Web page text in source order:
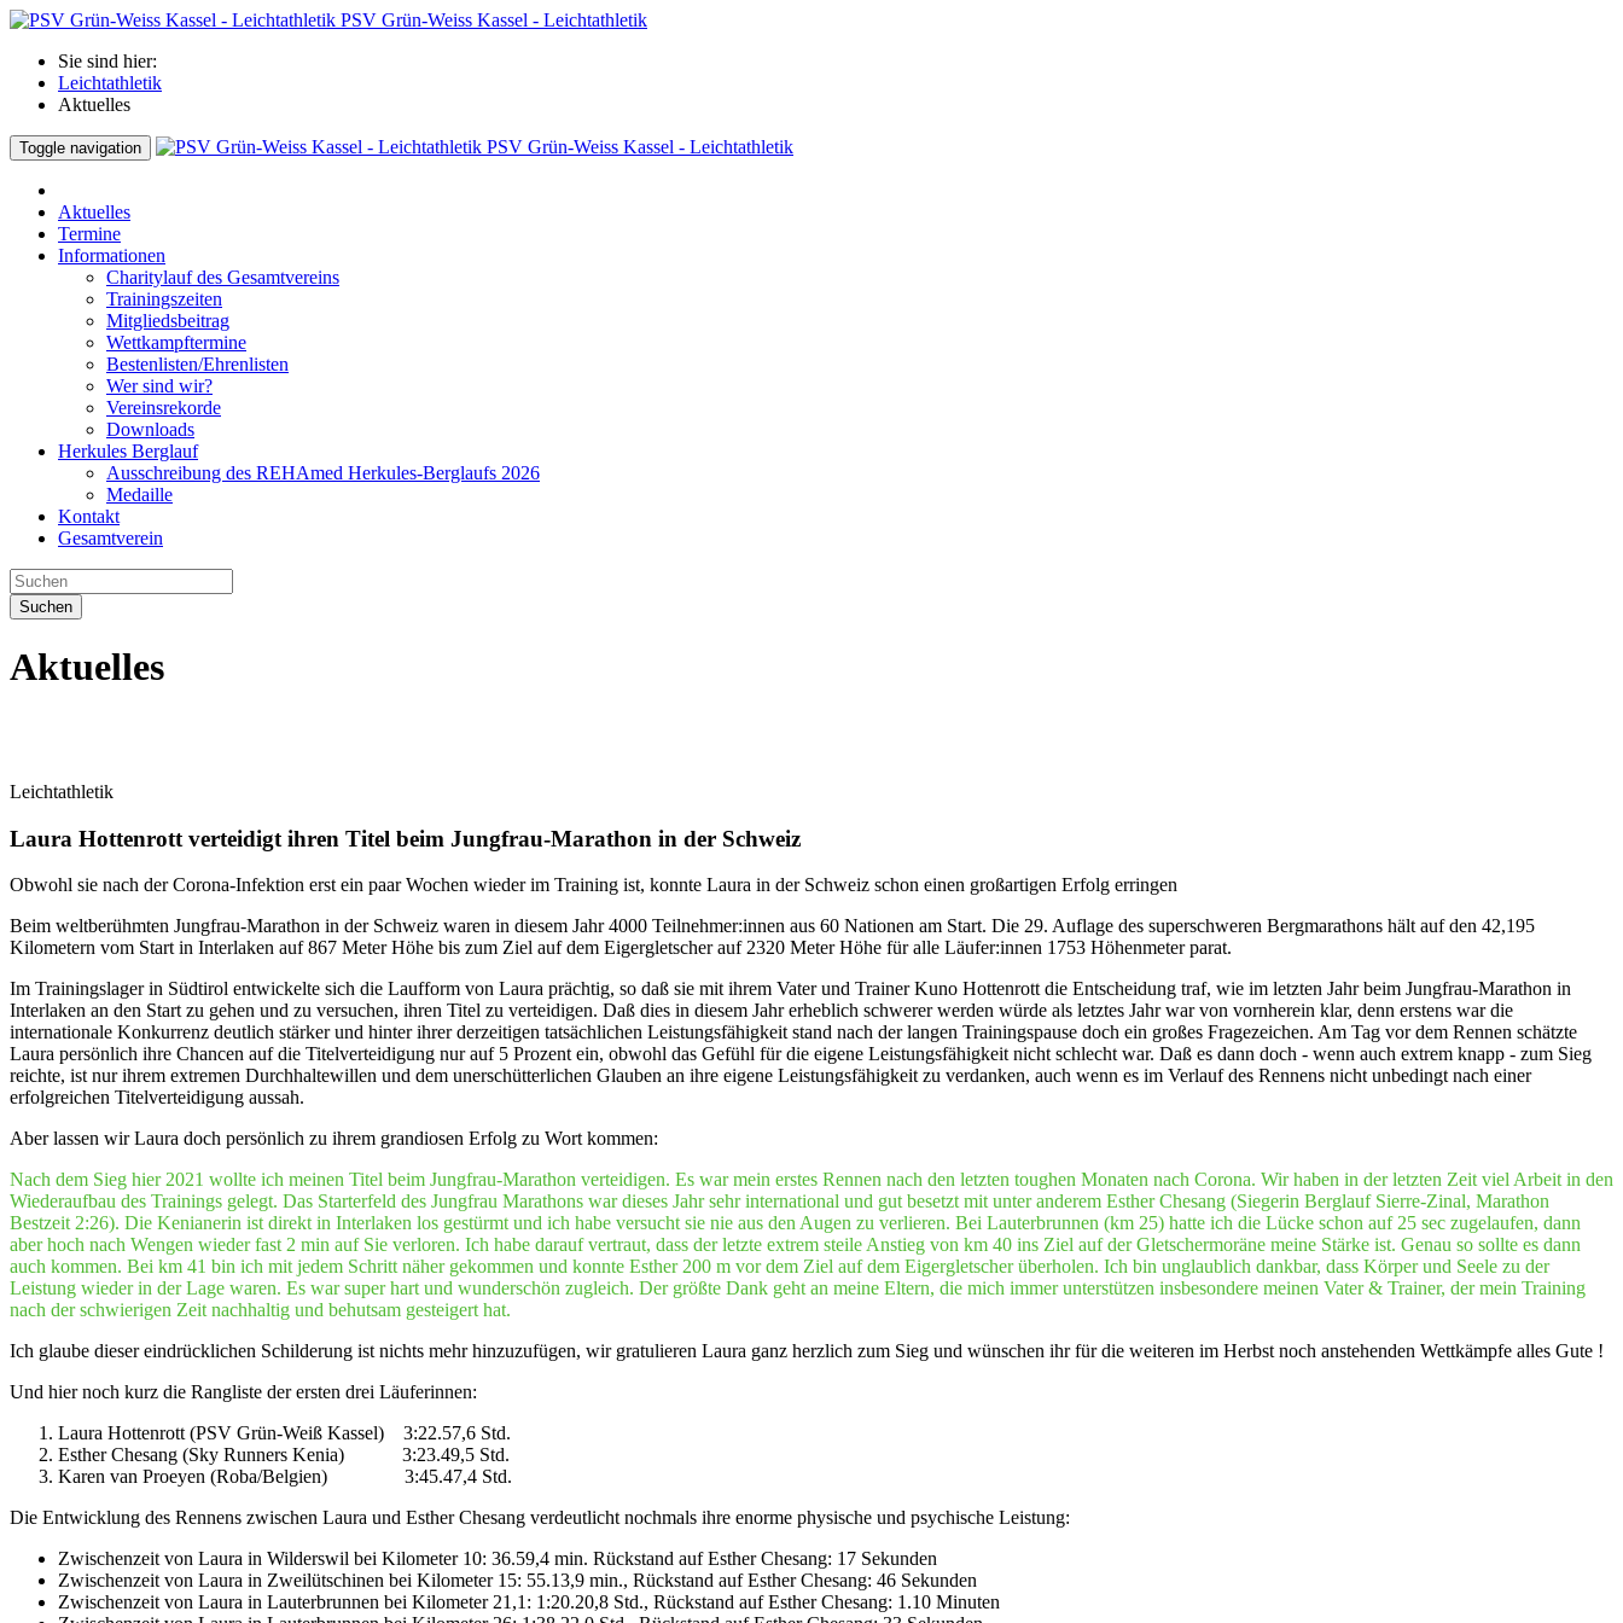
PSV Grün-Weiss Kassel - Leichtathletik
Sie sind hier:
Leichtathletik
Aktuelles
Toggle navigation PSV Grün-Weiss Kassel - Leichtathletik
Aktuelles
Termine
Informationen
Charitylauf des Gesamtvereins
Trainingszeiten
Mitgliedsbeitrag
Wettkampftermine
Bestenlisten/Ehrenlisten
Wer sind wir?
Vereinsrekorde
Downloads
Herkules Berglauf
Ausschreibung des REHAmed Herkules-Berglaufs 2026
Medaille
Kontakt
Gesamtverein
Suchen
Aktuelles
Leichtathletik
Laura Hottenrott verteidigt ihren Titel beim Jungfrau-Marathon in der Schweiz
Obwohl sie nach der Corona-Infektion erst ein paar Wochen wieder im Training ist, konnte Laura in der Schweiz schon einen großartigen Erfolg erringen
Beim weltberühmten Jungfrau-Marathon in der Schweiz waren in diesem Jahr 4000 Teilnehmer:innen aus 60 Nationen am Start. Die 29. Auflage des superschweren Bergmarathons hält auf den 42,195
Kilometern vom Start in Interlaken auf 867 Meter Höhe bis zum Ziel auf dem Eigergletscher auf 2320 Meter Höhe für alle Läufer:innen 1753 Höhenmeter parat.
Im Trainingslager in Südtirol entwickelte sich die Laufform von Laura prächtig, so daß sie mit ihrem Vater und Trainer Kuno Hottenrott die Entscheidung traf, wie im letzten Jahr beim Jungfrau-Marathon in
Interlaken an den Start zu gehen und zu versuchen, ihren Titel zu verteidigen. Daß dies in diesem Jahr erheblich schwerer werden würde als letztes Jahr war von vornherein klar, denn erstens war die
internationale Konkurrenz deutlich stärker und hinter ihrer derzeitigen tatsächlichen Leistungsfähigkeit stand nach der langen Trainingspause doch ein großes Fragezeichen. Am Tag vor dem Rennen schätzte
Laura persönlich ihre Chancen auf die Titelverteidigung nur auf 5 Prozent ein, obwohl das Gefühl für die eigene Leistungsfähigkeit nicht schlecht war. Daß es dann doch - wenn auch extrem knapp - zum Sieg
reichte, ist nur ihrem extremen Durchhaltewillen und dem unerschütterlichen Glauben an ihre eigene Leistungsfähigkeit zu verdanken, auch wenn es im Verlauf des Rennens nicht unbedingt nach einer
erfolgreichen Titelverteidigung aussah.
Aber lassen wir Laura doch persönlich zu ihrem grandiosen Erfolg zu Wort kommen:
Nach dem Sieg hier 2021 wollte ich meinen Titel beim Jungfrau-Marathon verteidigen. Es war mein erstes Rennen nach den letzten toughen Monaten nach Corona. Wir haben in der letzten Zeit viel Arbeit in den
Wiederaufbau des Trainings gelegt. Das Starterfeld des Jungfrau Marathons war dieses Jahr sehr international und gut besetzt mit unter anderem Esther Chesang (Siegerin Berglauf Sierre-Zinal, Marathon
Bestzeit 2:26). Die Kenianerin ist direkt in Interlaken los gestürmt und ich habe versucht sie nie aus den Augen zu verlieren. Bei Lauterbrunnen (km 25) hatte ich die Lücke schon auf 25 sec zugelaufen, dann
aber hoch nach Wengen wieder fast 2 min auf Sie verloren. Ich habe darauf vertraut, dass der letzte extrem steile Anstieg von km 40 ins Ziel auf der Gletschermoräne meine Stärke ist. Genau so sollte es dann
auch kommen. Bei km 41 bin ich mit jedem Schritt näher gekommen und konnte Esther 200 m vor dem Ziel auf dem Eigergletscher überholen. Ich bin unglaublich dankbar, dass Körper und Seele zu der
Leistung wieder in der Lage waren. Es war super hart und wunderschön zugleich. Der größte Dank geht an meine Eltern, die mich immer unterstützen insbesondere meinen Vater & Trainer, der mein Training
nach der schwierigen Zeit nachhaltig und behutsam gesteigert hat.
Ich glaube dieser eindrücklichen Schilderung ist nichts mehr hinzuzufügen, wir gratulieren Laura ganz herzlich zum Sieg und wünschen ihr für die weiteren im Herbst noch anstehenden Wettkämpfe alles Gute !
Und hier noch kurz die Rangliste der ersten drei Läuferinnen:
Laura Hottenrott (PSV Grün-Weiß Kassel) 3:22.57,6 Std.
Esther Chesang (Sky Runners Kenia) 3:23.49,5 Std.
Karen van Proeyen (Roba/Belgien) 3:45.47,4 Std.
Die Entwicklung des Rennens zwischen Laura und Esther Chesang verdeutlicht nochmals ihre enorme physische und psychische Leistung:
Zwischenzeit von Laura in Wilderswil bei Kilometer 10: 36.59,4 min. Rückstand auf Esther Chesang: 17 Sekunden
Zwischenzeit von Laura in Zweilütschinen bei Kilometer 15: 55.13,9 min., Rückstand auf Esther Chesang: 46 Sekunden
Zwischenzeit von Laura in Lauterbrunnen bei Kilometer 21,1: 1:20.20,8 Std., Rückstand auf Esther Chesang: 1.10 Minuten